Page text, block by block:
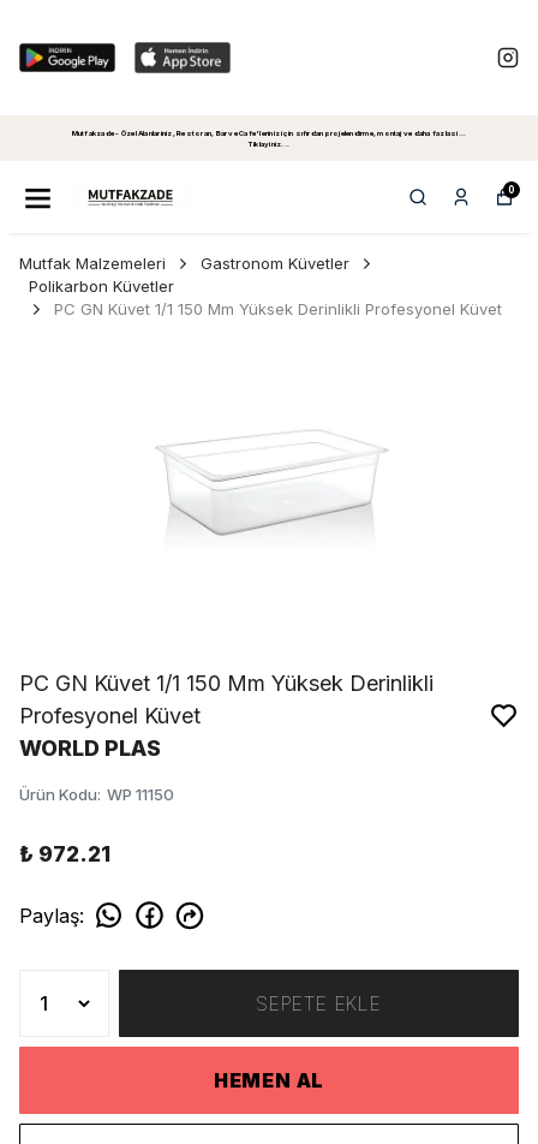
Mutfakzade - Özel Alanlariniz, Restoran, Bar ve Cafe'leriniz için sıfırdan projelendirme, montaj ve daha fazlasi...
Tiklayiniz...
0
Mutfak Malzemeleri
Gastronom Küvetler
Polikarbon Küvetler
PC GN Küvet 1/1 150 Mm Yüksek Derinlikli Profesyonel Küvet
PC GN Küvet 1/1 150 Mm Yüksek Derinlikli
Profesyonel Küvet
WORLD PLAS
Ürün Kodu: WP 11150
₺ 972.21
Paylaş:
SEPETE EKLE
HEMEN AL